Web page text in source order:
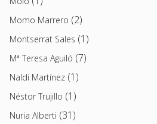
Momo Marrero (2)
Montserrat Sales (1)
Mª Teresa Aguiló (7)
Naldi Martínez (1)
Néstor Trujillo (1)
Nuria Alberti (31)